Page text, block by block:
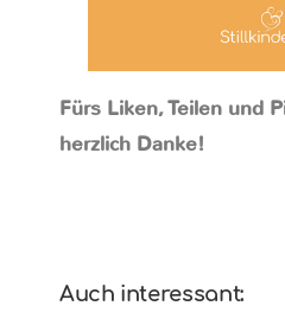
Fürs Liken, Teilen und
herzlich Danke!
Auch interessant: